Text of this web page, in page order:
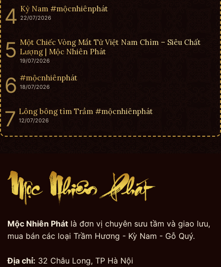
Kỳ Nam #mộcnhiênphát
22/07/2026
Một Chiếc Vòng Mắt Tử Việt Nam Chìm – Siêu Chất
Lượng | Mộc Nhiên Phát
19/07/2026
#mộcnhiênphát
18/07/2026
Lông bông tìm Trầm #mộcnhiênphát
12/07/2026
Mộc Nhiên Phát là đơn vị chuyên sưu tầm và giao lưu,
mua bán các loại Trầm Hương - Kỳ Nam - Gỗ Quý.
Địa chỉ: 32 Châu Long, TP Hà Nội